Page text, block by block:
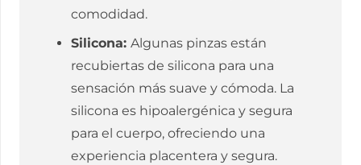
comodidad.
Silicona: Algunas pinzas están
recubiertas de silicona para una
sensación más suave y cómoda. La
silicona es hipoalergénica y segura
para el cuerpo, ofreciendo una
experiencia placentera y segura.